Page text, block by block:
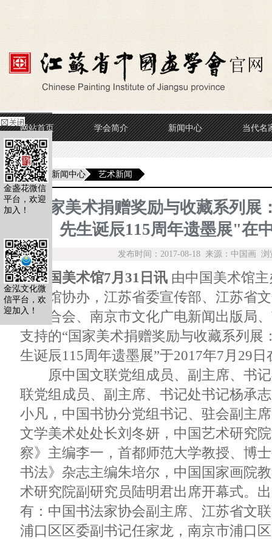
网站首页 学会简介 新闻中心 当代名
当前位置 新闻中心 艺术新闻
"国家美术捐赠奖励与收藏系列
先生诞辰115周年遗墨展"在
发布时间：2017-08-18 来源：中国画 浏
中国美术馆7月31日讯 由中国美术馆
纪念馆协办，江苏省委宣传部、江苏省
界联合会、南京市文化广电新闻出版局
支持的“国家美术捐赠奖励与收藏系列
生诞辰115周年遗墨展”于2017年7月29
原中国文联党组成员、副主席、书记
联党组成员、副主席、书记处书记杨承
小凡，中国书协分党组书记、驻会副主
文学美术处处长刘冬妍，中国艺术研究
察》主编李一，首都师范大学教授、博
书法》杂志主编朱培尔，中国国家画院
术研究院副研究员陆明君出席开幕式。
有：中国书法家协会副主席、江苏省文
浦口区区委副书记任家龙，南京市浦口
金盏花微信
平台，欢迎
加入！
金泓文化微
信平台，欢
迎加入！